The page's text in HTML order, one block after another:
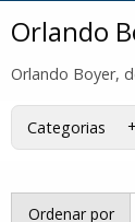
Orlando
Orlando Boyer,
Categorias
Ordenar por